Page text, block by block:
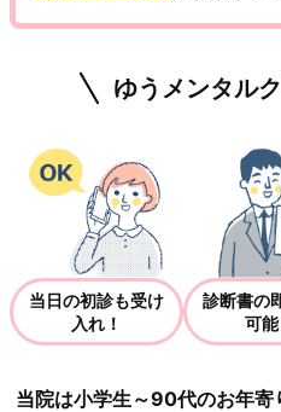
ゆうメンタル
当日の初診も受け
入れ！
診断書の
可能
当院は小学生～90代のお年